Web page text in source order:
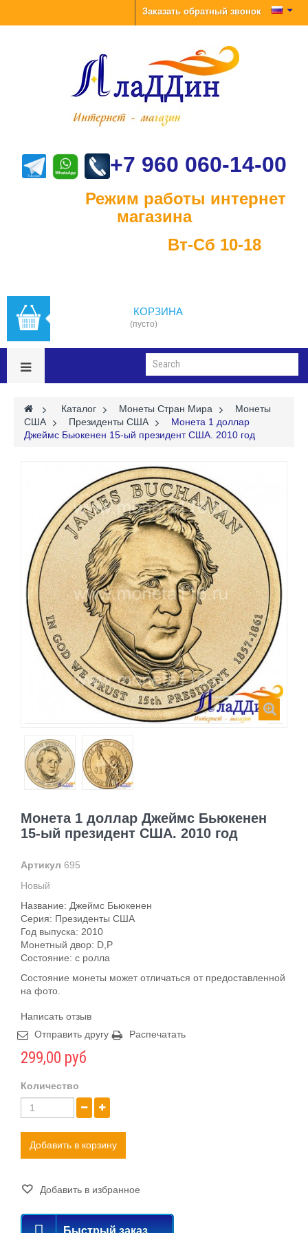
Заказать обратный звонок
+7 960 060-14-00
Режим работы интернет
магазина
Вт-Сб 10-18
КОРЗИНА
(пусто)
> Каталог > Монеты Стран Мира >
Монеты
США
> Президенты США >
Монета 1 доллар
Джеймс Бьюкенен 15-ый президент США. 2010 год
Монета 1 доллар Джеймс Бьюкенен
15-ый президент США. 2010 год
Артикул 695
Новый
Название: Джеймс Бьюкенен
Серия: Президенты США
Год выпуска: 2010
Монетный двор: D,P
Состояние: c ролла
Состояние монеты может отличаться от предоставленной
на фото.
Написать отзыв
Отправить другу
Распечатать
299,00 руб
Количество
Добавить в корзину
Добавить в избранное
Быстрый заказ